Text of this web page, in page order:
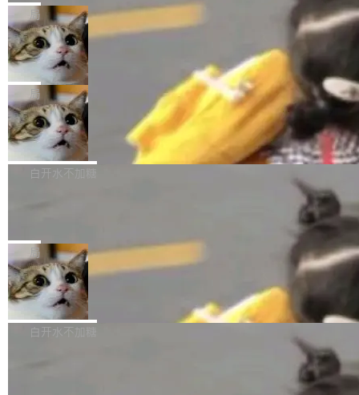
Harness 负责把能力落到真实环境中——调用工
具、读写文件、管理上下文、处理错误、完成闭
环。崔添翼招人的标...
理解、推理、生成与编辑，还仅以 8B-MoT 的轻
量大小，将能力推进到4K、更精细的真实质感、
更复杂的视觉控制和可持续迭代编辑。 相比 U
1，U1.5-Lite-Preview 在以下方向上带来了显著
提升： 原生支持4K图像生成； 更精细的局部纹
理、细节与真实世界质感； 更准确的中英文文字
生成与复杂版式组织； 更稳定的图...
nap。这次是 hwctl——一个用来检查 Ubuntu
硬件认证状态的命令行工具。 Canonical 工程师
Alan Griffiths 在邮件列表中说得很直白：「hwc
tl 是一个 Ubuntu 专有的包，它和它的依赖项都
是 Ubuntu 专有的，不会用在其他发行版上。」
所以 deb 版本的受众实际上为零。既然只有 Ub
untu 用户在用，那用 snap 打包就没什么可纠结
的。 从 deb 到 snap 的迁移路径 hwctl 是 rust-
hwlib 硬件 API 库的一部分，命令行工具负责查
局
Dario Amodei 担心新人来 Anthropic
只为金钱，不为使命
顶级 AI 研究员在两家公司之间来回跳，中间只
隔了几天。 Lilian Weng 上周刚宣布因健康原因
离开 Thinking Machines Lab，说自己作为联合
创始人的角色「太累了」。几天后，The Inform
ation 就曝出她将重回 OpenAI，负责递归自我
改进方向的研究。她是 Thinking Machines 过
一在人才争夺战中失血的公司。六月，Google
连失两员大将：Noam Shazeer 去了 Op...
局
FFmpeg 9.0 发布
FFmpeg 9.0 现已发布，包含多项改进。官方更
新日志列出的 9.0 版本主要更新内容如下： 扩
er HE-AAC 960 解码 (DAB+) transpose_cuda
filter 添加 AMF Frame Rate Converter (vf_frc
_amf) filter SMPTE 2094-50 元数据支持和直
通 ProRes RAW VideoToolbox 硬件加速器 AP
V ...
白开水不加糖
Code 在 X 上发帖：「DeepSeek Flash did 8T
tokens on August 1st. 5T of free usage + 3T
on OpenCode Go.」79.8 万次浏览，连带着 #
DeepSeek一天消耗了8万亿# 上了微博热搜——
注意这是 OpenCode 一家的消耗。 OpenCode
局
NetBSD 11.0 正式发布
NetBSD 11.0 现已正式发布，这是 NetBSD 操
作系统的第十八个主要版本。 自 NetBSD 10.1
白开水不加糖